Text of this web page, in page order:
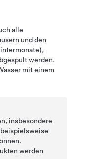
alle
und den
werden.
mit einem
insbesondere
werden